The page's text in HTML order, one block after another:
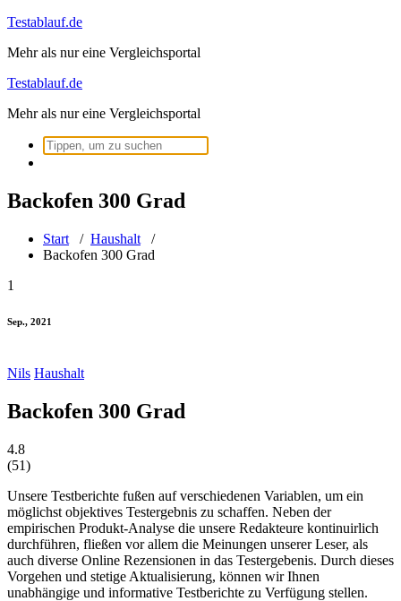
Zum
springen
Testablauf.de
Mehr als nur eine Vergleichsportal
Testablauf.de
Mehr als nur eine Vergleichsportal
Suchen
nach:
Backofen 300 Grad
Start / Haushalt /
Backofen 300 Grad
1
Sep., 2021
Nils Haushalt
Backofen 300 Grad
4.8
(51)
Unsere Testberichte fußen auf verschiedenen Variablen, um ein
möglichst objektives Testergebnis zu schaffen. Neben der
empirischen Produkt-Analyse die unsere Redakteure kontinuirlich
durchführen, fließen vor allem die Meinungen unserer Leser, als
auch diverse Online Rezensionen in das Testergebenis. Durch dieses
Vorgehen und stetige Aktualisierung, können wir Ihnen
unabhängige und informative Testberichte zu Verfügung stellen.